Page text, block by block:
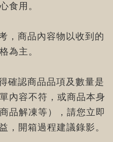
食用。
，商品內容物以收到的
為主。
確認商品品項及數量是
內容不符，或商品本身
品解凍等），請您立即
，開箱過程建議錄影。